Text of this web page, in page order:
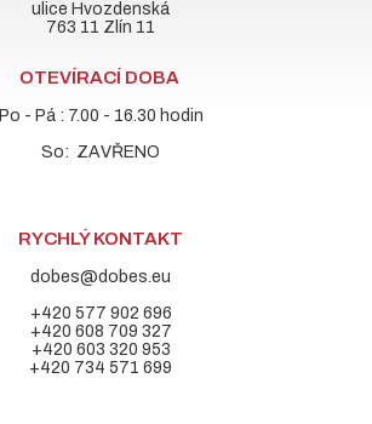
ulice Hvozdenská
763 11 Zlín 11
OTEVÍRACÍ DOBA
Po - Pá : 7.00 - 16.30 hodin
So: ZAVŘENO
RYCHLÝ KONTAKT
dobes@dobes.eu
+420 577 902 696
+420 608 709 327
+420 603 320 953
+420 734 571 699